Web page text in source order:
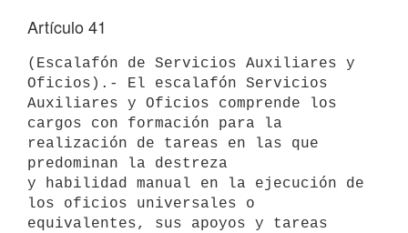
Artículo 41
(Escalafón de Servicios Auxiliares y
Oficios).- El escalafón Servicios
Auxiliares y Oficios comprende los
cargos con formación para la
realización de tareas en las que
predominan la destreza
y habilidad manual en la ejecución de
los oficios universales o
equivalentes, sus apoyos y tareas